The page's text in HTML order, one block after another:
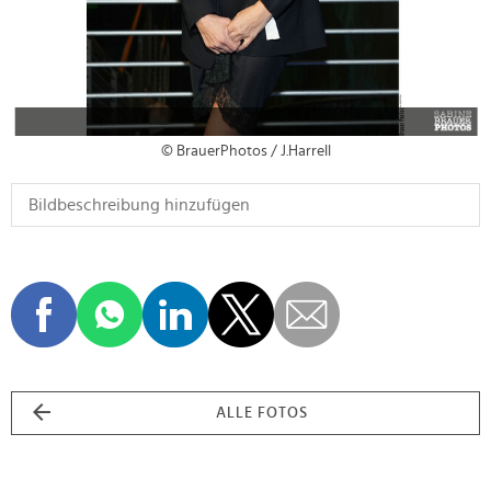
© BrauerPhotos / J.Harrell
ALLE FOTOS